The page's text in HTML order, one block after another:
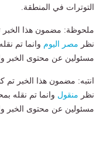
التوترات في المنطقة.
ملحوظة: مضمون هذا الخبر
نظر مصر اليوم وانما تم
مسئولين عن محتوى الخبر
انتبه: مضمون هذا الخبر تم
نظر منقول وانما تم نقله
مسئولين عن محتوى الخبر